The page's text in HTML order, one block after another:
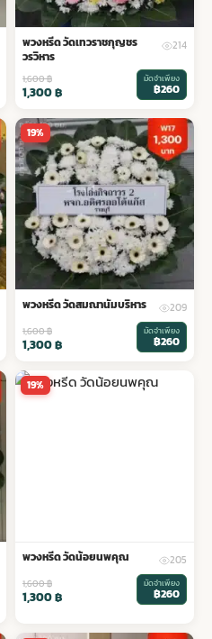
พวงหรีด วัดเทวราชกุญชร
วรวิหาร
214
1,600฿
1,300฿
มัดจำเพียง
฿260
19%
พวงหรีด วัดสมณานัมบริหาร 209
1,600฿
1,300฿
มัดจำเพียง
฿260
19%
พวงหรีด วัดน้อยนพคุณ 205
1,600฿
1,300฿
มัดจำเพียง
฿260